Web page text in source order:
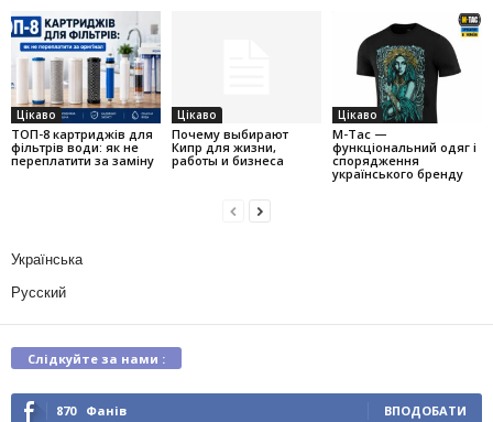
Цікаво
ТОП-8 картриджів для
фільтрів води: як не
переплатити за заміну
Цікаво
Почему выбирают
Кипр для жизни,
работы и бизнеса
Цікаво
M-Tac —
функціональний одяг і
спорядження
українського бренду
Українська
Русский
Слідкуйте за нами :
870 Фанів ВПОДОБАТИ